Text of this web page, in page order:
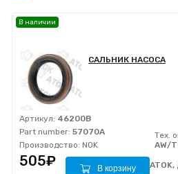
САЛЬНИК НАСОСА
Артикул: 46200B
Part number: 57070A
Производство: NOK
Тех.
AW/
В наличии
505₽ В корзину